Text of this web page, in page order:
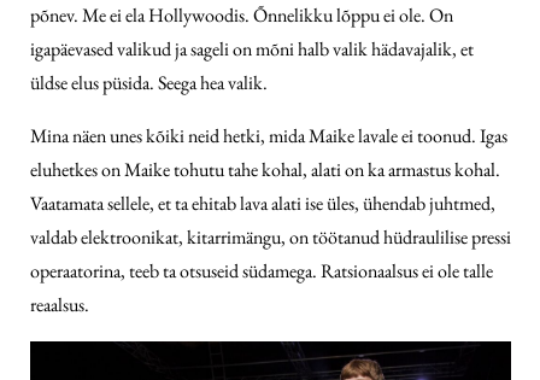
põnev. Me ei ela Hollywoodis. Õnnelikku lõppu ei ole. On
igapäevased valikud ja sageli on mõni halb valik hädavajalik, et
üldse elus püsida. Seega hea valik.
Mina näen unes kõiki neid hetki, mida Maike lavale ei toonud. Igas
eluhetkes on Maike tohutu tahe kohal, alati on ka armastus kohal.
Vaatamata sellele, et ta ehitab lava alati ise üles, ühendab juhtmed,
valdab elektroonikat, kitarrimängu, on töötanud hüdraulilise pressi
operaatorina, teeb ta otsuseid südamega. Ratsionaalsus ei ole talle
reaalsus.